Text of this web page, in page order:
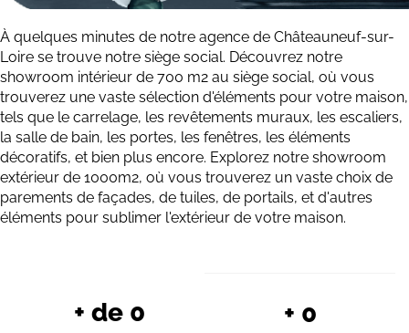
À quelques minutes de notre agence de Châteauneuf-sur-
Loire se trouve notre siège social. Découvrez notre
showroom intérieur de 700 m2 au siège social, où vous
trouverez une vaste sélection d'éléments pour votre maison,
tels que le carrelage, les revêtements muraux, les escaliers,
la salle de bain, les portes, les fenêtres, les éléments
décoratifs, et bien plus encore. Explorez notre showroom
extérieur de 1000m2, où vous trouverez un vaste choix de
parements de façades, de tuiles, de portails, et d'autres
éléments pour sublimer l'extérieur de votre maison.
+ de 0 + 0